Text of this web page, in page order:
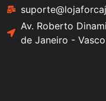
Av. Roberto
de Janeiro -